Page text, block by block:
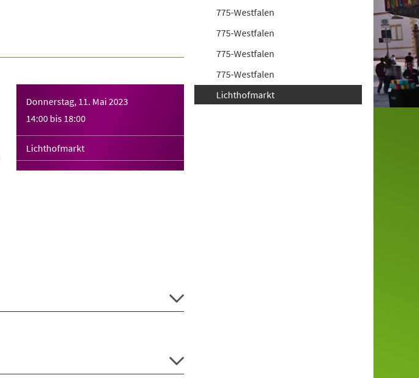
Donnerstag, 11. Mai 2023
14:00 bis 18:00
Lichthofmarkt
775-Westfalen
775-Westfalen
775-Westfalen
775-Westfalen
Lichthofmarkt